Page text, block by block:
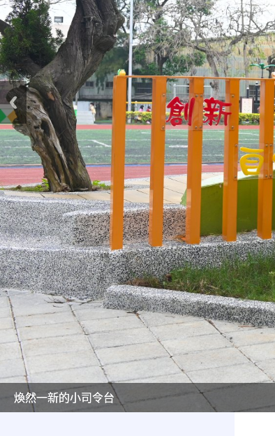
美麗的操場是我們活力的來源
美麗的操場是我們活力的來源
煥然一新的小司令台
煥然一新的小司令台
富含桃園埤塘田園風光意象的中廊
富含桃園埤塘田園風光意象的中廊
嶄新的中庭廣場
嶄新的中庭廣場
水生池生生不息
水生池生生不息